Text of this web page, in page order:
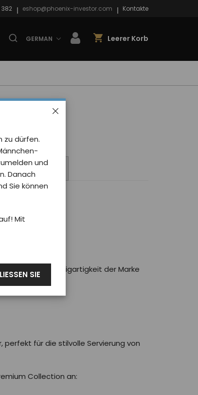
zu dürfen.
und
Danach
Sie können
Mit
SIE
382 eshop@phoenix-investor.com Kontakte
GERMAN Leerer Korb
Stil und die Einzigartigkeit der Marke
perfekt für die stilvolle Servierung von
Collection an: